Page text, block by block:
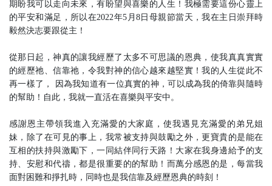
期盼我可以走向未來，有盼望與喜樂的人生！我極需要這份心靈上
的平安和滿足，所以在2022年5月8日母親節當天，我在主日崇拜時
毅然決志要跟從主！
從那日起，神真的讓我經歷了太多不可思議的恩典，使我真真實實
的經歷祂、信靠祂，令我對神的信心越來越堅實！我的人生從此不
再一樣了， 因為我知道有一位真實的神，可以成為我的倚靠與隨時
的幫助！自此，我就一直活在喜樂與平安中。
感謝恩主帶領我進入充滿愛的大家庭，使我遇見充滿愛的弟兄姐
妹，除了在可見的事上，我常被支持與鼓勵之外，更寶貴的是能在
互相的扶持與激勵下，一同結伴同行天路！大家在我身邊給予的支
持、安慰和代禱，都是很重要的的幫助！而萬分感恩的是，每當我
面對困難和掙扎時，同時也是我信靠及經歷恩典的時刻！